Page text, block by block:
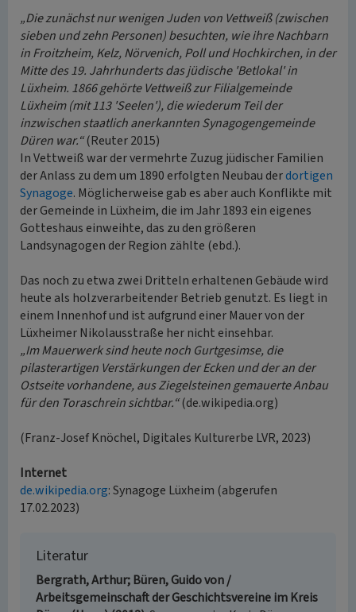
„Die zunächst nur wenigen Juden von Vettweiß (zwischen
sieben und zehn Personen) besuchten, wie ihre Nachbarn
in Froitzheim, Kelz, Nörvenich, Poll und Hochkirchen, in der
Mitte des 19. Jahrhunderts das jüdische 'Betlokal' in
Lüxheim. 1866 gehörte Vettweiß zur Filialgemeinde
Lüxheim (mit 113 'Seelen'), die wiederum Teil der
inzwischen staatlich anerkannten Synagogengemeinde
Düren war.“(Reuter 2015)
In Vettweiß war der vermehrte Zuzug jüdischer Familien
der Anlass zu dem um 1890 erfolgten Neubau derdortigen
Synagoge. Möglicherweise gab es aber auch Konflikte mit
der Gemeinde in Lüxheim, die im Jahr 1893 ein eigenes
Gotteshaus einweihte, das zu den größeren
Landsynagogen der Region zählte (ebd.).
Das noch zu etwa zwei Dritteln erhaltenen Gebäude wird
heute als holzverarbeitender Betrieb genutzt. Es liegt in
einem Innenhof und ist aufgrund einer Mauer von der
Lüxheimer Nikolausstraße her nicht einsehbar.
„Im Mauerwerk sind heute noch Gurtgesimse, die
pilasterartigen Verstärkungen der Ecken und der an der
Ostseite vorhandene, aus Ziegelsteinen gemauerte Anbau
für den Toraschrein sichtbar.“(de.wikipedia.org)
(Franz-Josef Knöchel, Digitales Kulturerbe LVR, 2023)
Internet
de.wikipedia.org: Synagoge Lüxheim (abgerufen
17.02.2023)
Literatur
Bergrath, Arthur; Büren, Guido von /
Arbeitsgemeinschaft der Geschichtsvereine im Kreis